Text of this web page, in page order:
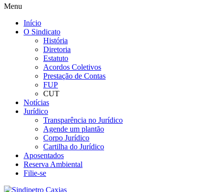
Menu
Início
O Sindicato
História
Diretoria
Estatuto
Acordos Coletivos
Prestação de Contas
FUP
CUT
Notícias
Jurídico
Transparência no Jurídico
Agende um plantão
Corpo Jurídico
Cartilha do Jurídico
Aposentados
Reserva Ambiental
Filie-se